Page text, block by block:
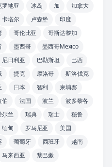
罗地亚 冰岛 加
加拿大
卡塔尔 卢森堡
印度
哥伦比亚
哥斯达黎加
墨西哥
墨西哥Mexico
尼日利亚 巴勒斯坦
巴西
捷克 摩洛哥
斯洛伐克
日本 智利
柬埔寨
伯 法国 波兰
波多黎各
尔兰 瑞典 瑞士
秘鲁
缅甸 罗马尼亚
美国
葡萄牙 西班牙
越南
马来西亚 黎巴嫩